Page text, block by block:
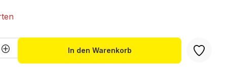
Anzahl: Gib den gewünschten Wert
In den Warenkorb